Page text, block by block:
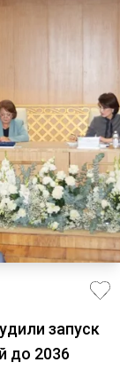
запуск
до 2036